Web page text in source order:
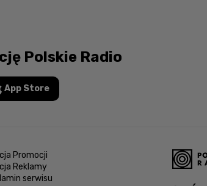
Polskie Radio
App Store
Promocji
Reklamy
serwisu